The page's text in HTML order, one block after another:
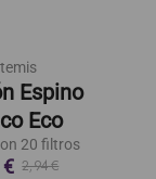
Espino
Eco
20 filtros
€ 2,94 €